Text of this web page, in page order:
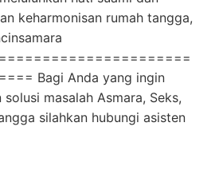
keharmonisan rumah tangga,
Bagi Anda yang ingin
masalah Asmara, Seks,
silahkan hubungi asisten